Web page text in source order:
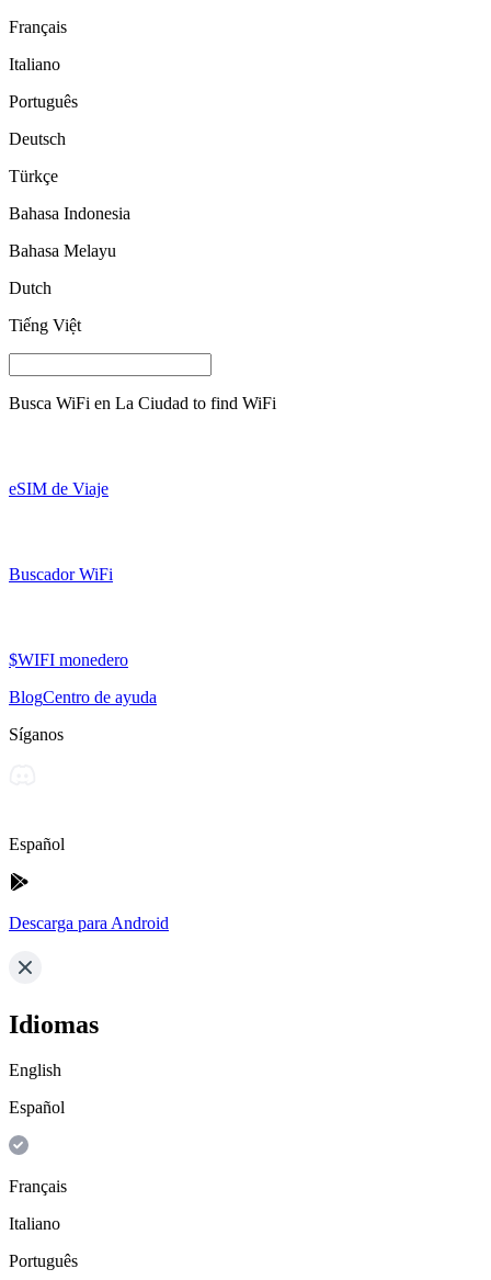
Français
Italiano
Português
Deutsch
Türkçe
Bahasa Indonesia
Bahasa Melayu
Dutch
Tiếng Việt
Busca WiFi en La Ciudad to find WiFi
eSIM de Viaje
Buscador WiFi
$WIFI monedero
BlogCentro de ayuda
Síganos
Español
Descarga para Android
Idiomas
English
Español
Français
Italiano
Português